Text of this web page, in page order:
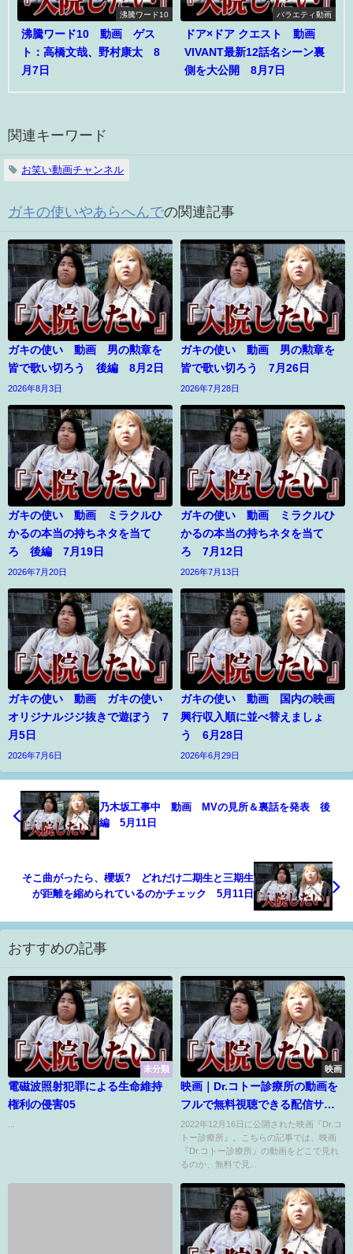
沸騰ワード10
沸騰ワード10 動画 ゲス
ト：高橋文哉、野村康太 8
月7日
バラエティ動画
ドア×ドア クエスト 動画
VIVANT最新12話名シーン裏
側を大公開 8月7日
関連キーワード
お笑い動画チャンネル
ガキの使いやあらへんでの関連記事
ガキの使い 動画 男の勲章を
皆で歌い切ろう 後編 8月2日
2026年8月3日
ガキの使い 動画 男の勲章を
皆で歌い切ろう 7月26日
2026年7月28日
ガキの使い 動画 ミラクルひ
かるの本当の持ちネタを当て
ろ 後編 7月19日
2026年7月20日
ガキの使い 動画 ミラクルひ
かるの本当の持ちネタを当て
ろ 7月12日
2026年7月13日
ガキの使い 動画 ガキの使い
オリジナルジジ抜きで遊ぼう 7
月5日
2026年7月6日
ガキの使い 動画 国内の映画
興行収入順に並べ替えましょ
う 6月28日
2026年6月29日
乃木坂工事中 動画 MVの見所＆裏話を発表 後
編 5月11日
そこ曲がったら、櫻坂? どれだけ二期生と三期生
が距離を縮められているのかチェック 5月11日
おすすめの記事
未分類
電磁波照射犯罪による生命維持
権利の侵害05
映画
映画｜Dr.コトー診療所の動画を
フルで無料視聴できる配信サイ
トまとめ
2022年12月16日に公開された映画『Dr.コ
トー診療所』。こちらの記事では、映画
『Dr.コトー診療所』の動画をどこで見れ
るのか、無料で見...